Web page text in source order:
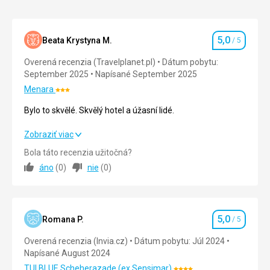
ktorý
areálu
dopraví
Taktiežje
cesta
taxíkom,
Djerba
lacné.
Explore
vzdialený
Beata Krystyna M. Hodnotenie
5,0 / 5
Overená recenzia (Travelplanet.pl)
Dátum pobytu:
September 2025
Napísané September 2025
MenaraHodnotenie:
3/5
Bylo to skvělé. Skvělý hotel a úžasní lidé.
Bylo to skvělé. Skvělý hotel a úžasní lidé.
Strava
Služby 5,0/ 5
Cena
Zobraziť viac
Bola táto recenzia užitočná?
áno (0) nie (0)
Romana P. Hodnotenie
5,0 / 5
Overená recenzia (Invia.cz)
Dátum pobytu: Júl 2024
Napísané August 2024